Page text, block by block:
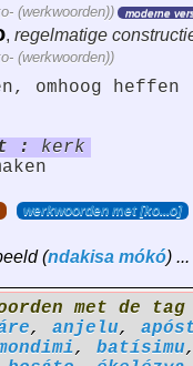
(werkwoorden)) moderne
, regelmatige
(werkwoorden))
omhoog heffen
:
kerk
werkwoorden met [ko...o]
(ndakisa mókó) ...
met de
, anjelu,
, batísimu